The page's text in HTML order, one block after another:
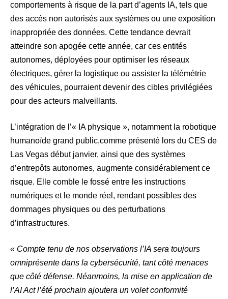
comportements à risque de la part d’agents IA, tels que
des accès non autorisés aux systèmes ou une exposition
inappropriée des données. Cette tendance devrait
atteindre son apogée cette année, car ces entités
autonomes, déployées pour optimiser les réseaux
électriques, gérer la logistique ou assister la télémétrie
des véhicules, pourraient devenir des cibles privilégiées
pour des acteurs malveillants.
L’intégration de l’« IA physique », notamment la robotique
humanoïde grand public,comme présenté lors du CES de
Las Vegas début janvier, ainsi que des systèmes
d’entrepôts autonomes, augmente considérablement ce
risque. Elle comble le fossé entre les instructions
numériques et le monde réel, rendant possibles des
dommages physiques ou des perturbations
d’infrastructures.
« Compte tenu de nos observations l’IA sera toujours
omniprésente dans la cybersécurité, tant côté menaces
que côté défense. Néanmoins, la mise en application de
l’AI Act l’été prochain ajoutera un volet conformité